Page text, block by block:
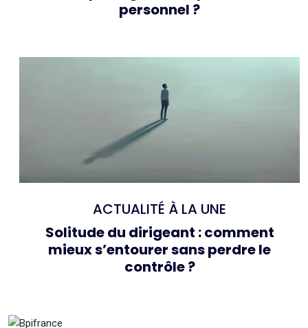
personnel ?
ACTUALITÉ À LA UNE
Solitude du dirigeant : comment
mieux s’entourer sans perdre le
contrôle ?